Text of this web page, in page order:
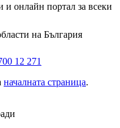
и онлайн портал за всеки
на България
12 271
началната страница.